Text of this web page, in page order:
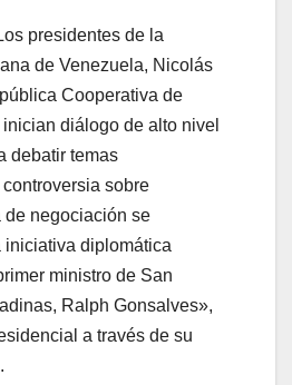
presidentes de la
de Venezuela, Nicolás
Cooperativa de
diálogo de alto nivel
debatir temas
sobre
de negociación se
iniciativa diplomática
ministro de San
Ralph Gonsalves»,
a través de su